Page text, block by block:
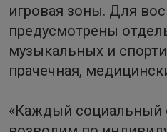
игровая зоны. Для
предусмотрены
музыкальных и
прачечная,
«Каждый социальный